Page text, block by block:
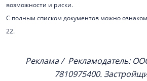
возможности и риски.
С полным списком документов можно
22.
Реклама / Рекламодатель:
7810975400.